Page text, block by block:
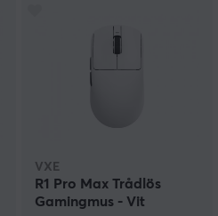
VXE
R1 Pro Max Trådlös
Gamingmus - Vit